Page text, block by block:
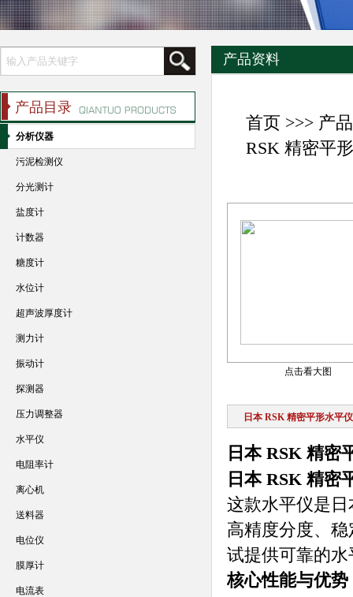
产品资料
首页 >>> 产
RSK 精密平
点击看大图
日本 RSK 精密平形水平仪
日本 RSK 精密
日本 RSK 精密
这款水平仪是
高精度分度、
试提供可靠的
核心性能与优势
产品目录
分析仪器
污泥检测仪
分光测计
盐度计
计数器
糖度计
水位计
超声波厚度计
测力计
振动计
探测器
压力调整器
水平仪
电阻率计
离心机
送料器
电位仪
膜厚计
电流表